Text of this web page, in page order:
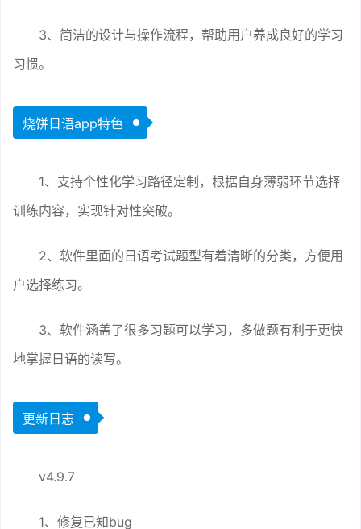
3、简洁的设计与操作流程，帮助用户养成良好的学习
习惯。
烧饼日语app特色
1、支持个性化学习路径定制，根据自身薄弱环节选择
训练内容，实现针对性突破。
2、软件里面的日语考试题型有着清晰的分类，方便用
户选择练习。
3、软件涵盖了很多习题可以学习，多做题有利于更快
地掌握日语的读写。
更新日志
v4.9.7
1、修复已知bug